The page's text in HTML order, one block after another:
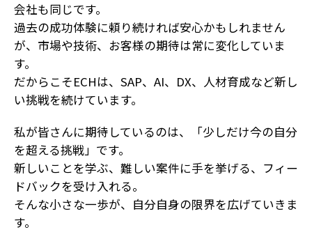
会社も同じです。
過去の成功体験に頼り続ければ安心かもしれません
が、市場や技術、お客様の期待は常に変化していま
す。
だからこそECHは、SAP、AI、DX、人材育成など新し
い挑戦を続けています。
私が皆さんに期待しているのは、「少しだけ今の自分
を超える挑戦」です。
新しいことを学ぶ、難しい案件に手を挙げる、フィー
ドバックを受け入れる。
そんな小さな一歩が、自分自身の限界を広げていきま
す。